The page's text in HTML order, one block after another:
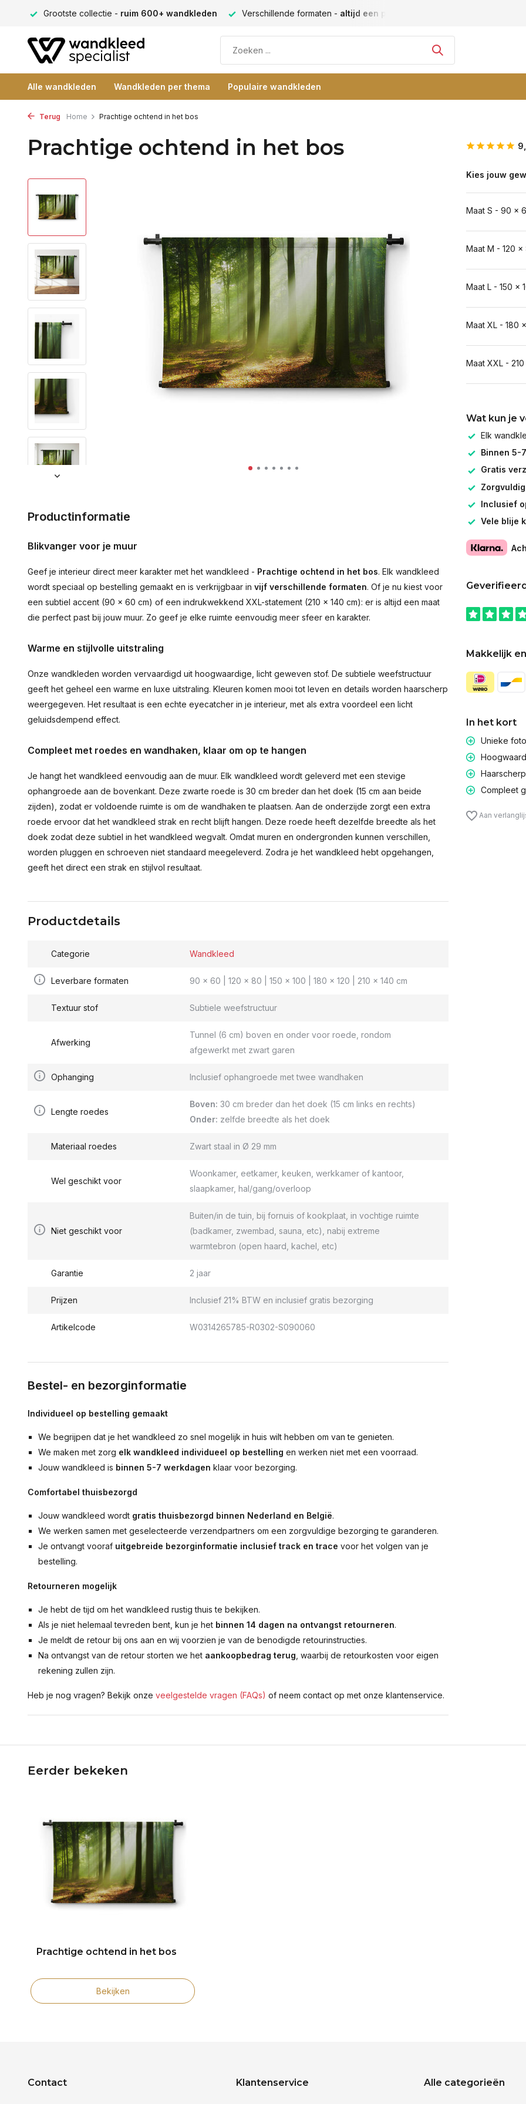
Grootste collectie - ruim 600+ wandkleden Verschillende formaten - altijd een passende maat
Alle wandkleden Wandkleden per thema Populaire wandkleden
Terug Home Prachtige ochtend in het bos
Prachtige ochtend in het bos
Productinformatie
Blikvanger voor je muur
Geef je interieur direct meer karakter met het wandkleed - Prachtige ochtend in het bos. Elk wandkleed
wordt speciaal op bestelling gemaakt en is verkrijgbaar in vijf verschillende formaten. Of je nu kiest voor
een subtiel accent (90 × 60 cm) of een indrukwekkend XXL-statement (210 × 140 cm): er is altijd een maat
die perfect past bij jouw muur. Zo geef je elke ruimte eenvoudig meer sfeer en karakter.
Warme en stijlvolle uitstraling
Onze wandkleden worden vervaardigd uit hoogwaardige, licht geweven stof. De subtiele weefstructuur
geeft het geheel een warme en luxe uitstraling. Kleuren komen mooi tot leven en details worden haarscherp
weergegeven. Het resultaat is een echte eyecatcher in je interieur, met als extra voordeel een licht
geluidsdempend effect.
Compleet met roedes en wandhaken, klaar om op te hangen
Je hangt het wandkleed eenvoudig aan de muur. Elk wandkleed wordt geleverd met een stevige
ophangroede aan de bovenkant. Deze zwarte roede is 30 cm breder dan het doek (15 cm aan beide
zijden), zodat er voldoende ruimte is om de wandhaken te plaatsen. Aan de onderzijde zorgt een extra
roede ervoor dat het wandkleed strak en recht blijft hangen. Deze roede heeft dezelfde breedte als het
doek zodat deze subtiel in het wandkleed wegvalt. Omdat muren en ondergronden kunnen verschillen,
worden pluggen en schroeven niet standaard meegeleverd. Zodra je het wandkleed hebt opgehangen,
geeft het direct een strak en stijlvol resultaat.
Productdetails
Categorie Wandkleed
Leverbare formaten 90 x 60 | 120 x 80 | 150 x 100 | 180 x 120 | 210 x 140 cm
Textuur stof Subtiele weefstructuur
Afwerking
Tunnel (6 cm) boven en onder voor roede, rondom
afgewerkt met zwart garen
Ophanging Inclusief ophangroede met twee wandhaken
Lengte roedes
Boven: 30 cm breder dan het doek (15 cm links en rechts)
Onder: zelfde breedte als het doek
Materiaal roedes Zwart staal in Ø 29 mm
Wel geschikt voor
Woonkamer, eetkamer, keuken, werkkamer of kantoor,
slaapkamer, hal/gang/overloop
Niet geschikt voor
Buiten/in de tuin, bij fornuis of kookplaat, in vochtige ruimte
(badkamer, zwembad, sauna, etc), nabij extreme
warmtebron (open haard, kachel, etc)
Garantie 2 jaar
Prijzen Inclusief 21% BTW en inclusief gratis bezorging
Artikelcode W0314265785-R0302-S090060
Bestel- en bezorginformatie
Individueel op bestelling gemaakt
We begrijpen dat je het wandkleed zo snel mogelijk in huis wilt hebben om van te genieten.
We maken met zorg elk wandkleed individueel op bestelling en werken niet met een voorraad.
Jouw wandkleed is binnen 5-7 werkdagen klaar voor bezorging.
Comfortabel thuisbezorgd
Jouw wandkleed wordt gratis thuisbezorgd binnen Nederland en België.
We werken samen met geselecteerde verzendpartners om een zorgvuldige bezorging te garanderen.
Je ontvangt vooraf uitgebreide bezorginformatie inclusief track en trace voor het volgen van je
bestelling.
Retourneren mogelijk
Je hebt de tijd om het wandkleed rustig thuis te bekijken.
Als je niet helemaal tevreden bent, kun je het binnen 14 dagen na ontvangst retourneren.
Je meldt de retour bij ons aan en wij voorzien je van de benodigde retourinstructies.
Na ontvangst van de retour storten we het aankoopbedrag terug , waarbij de retourkosten voor eigen
rekening zullen zijn.
Heb je nog vragen? Bekijk onze veelgestelde vragen (FAQs) of neem contact op met onze klantenservice.
Kies jouw
Maat S - 90 x
Maat M - 120 x
Maat L - 150 x
Maat XL - 180
Maat XXL -
Wat kun je
Elk
Binnen 5-
Gratis
Inclusief
Vele blije
Makkelijk
In het kort
Unieke
Compleet
Aan
Eerder bekeken
Prachtige ochtend in het bos
Bekijken
Contact Klantenservice Alle categorieën